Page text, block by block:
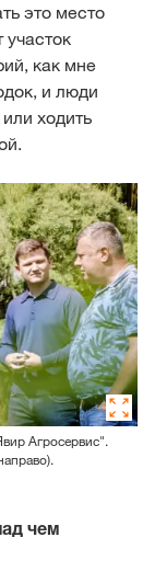
это место
как мне
и люди
ходить
Агросервис".
чем